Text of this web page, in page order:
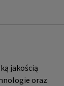
jakością
oraz